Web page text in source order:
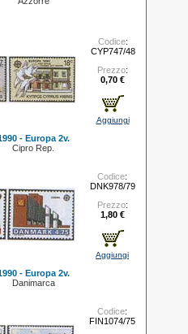
Codice:
CYP747/48
Prezzo:
0,70 €
Aggiungi
- Europa 2v.
Cipro Rep.
Codice:
DNK978/79
Prezzo:
1,80 €
Aggiungi
- Europa 2v.
Danimarca
Codice:
FIN1074/75